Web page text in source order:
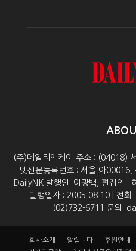
(주)데일리엔케이 주소 : (04018)
넷신문등록번호 : 서울 아
DailyNK 발행인: 이광백, 편집인 :
발행일자 : 2005.08.10 | 전
(02)732-6711 문의:
회사소개 알립니다 후원안내